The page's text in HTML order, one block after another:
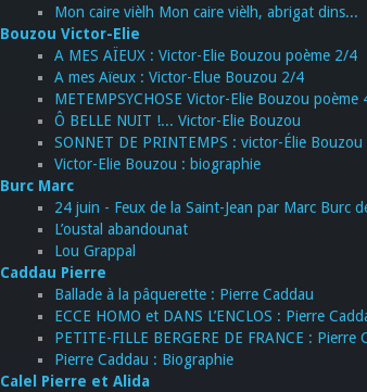
Mon caire vièlh Mon caire vièlh, abrigat dins...
Bouzou Victor-Elie
A MES AÏEUX : Victor-Elie Bouzou poème 2/4
A mes Aïeux : Victor-Elue Bouzou 2/4
METEMPSYCHOSE Victor-Elie Bouzou poème
Ô BELLE NUIT !... Victor-Elie Bouzou
SONNET DE PRINTEMPS : victor-Élie
Victor-Elie Bouzou : biographie
Burc Marc
24 juin - Feux de la Saint-Jean par Marc Burc
L’oustal abandounat
Lou Grappal
Caddau Pierre
Ballade à la pâquerette : Pierre Caddau
ECCE HOMO et DANS L’ENCLOS : Pierre
PETITE-FILLE BERGERE DE FRANCE : Pierre
Pierre Caddau : Biographie
Calel Pierre et Alida